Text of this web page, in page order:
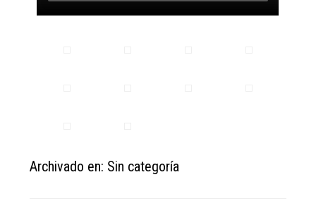
Archivado en: Sin categoría